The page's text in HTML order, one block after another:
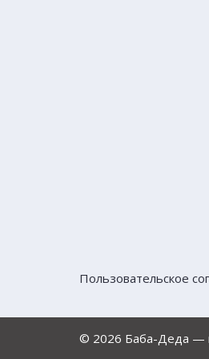
Пользовательское
© 2026 Баба-Деда —